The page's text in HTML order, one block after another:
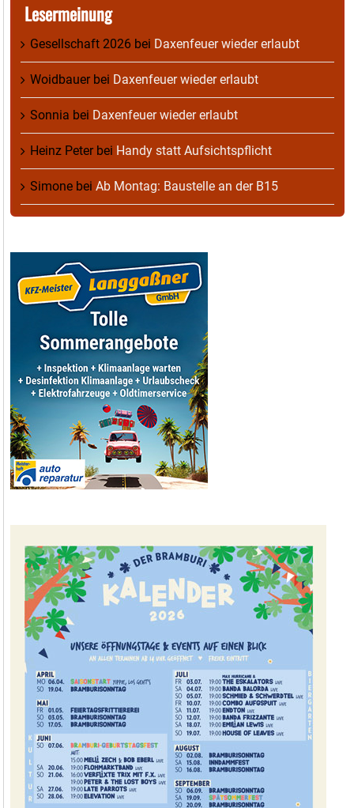
Lesermeinung
Gesellschaft 2026 bei Daxenfeuer wieder erlaubt
Woidbauerbei Daxenfeuer wieder erlaubt
Sonnia bei Daxenfeuer wieder erlaubt
Heinz Peterbei Handy statt Aufsichtspflicht
Simone bei Ab Montag: Baustelle an der B15